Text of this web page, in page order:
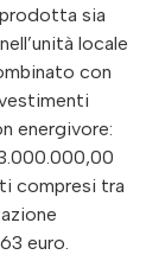
sia
locale
con
energivore:
compresi tra
euro.